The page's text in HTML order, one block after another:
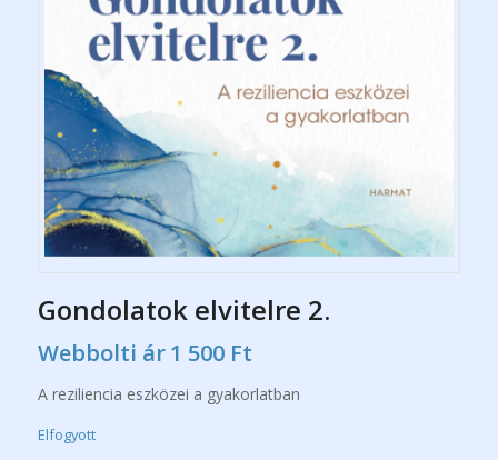
Gondolatok elvitelre 2.
Webbolti ár 1 500 Ft
A reziliencia eszközei a gyakorlatban
Elfogyott